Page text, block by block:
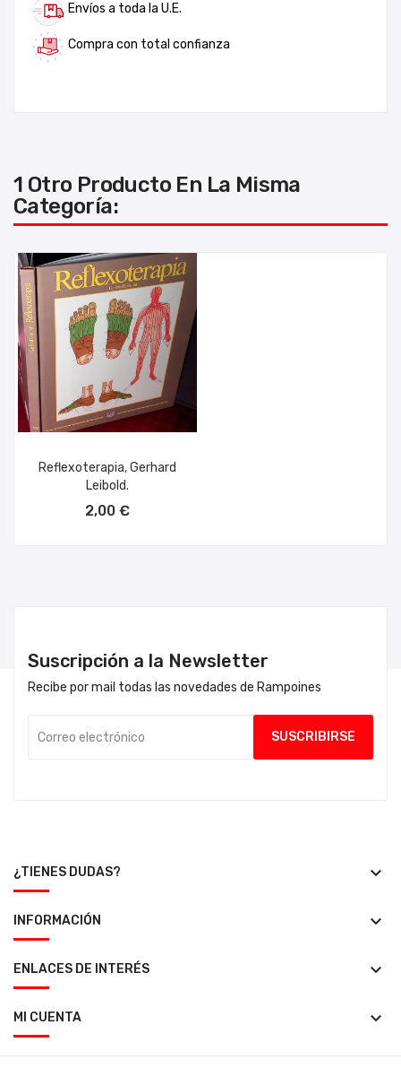
Envíos a toda la U.E.
Compra con total confianza
1 Otro Producto En La Misma
Categoría:
Reflexoterapia, Gerhard
Leibold.
2,00 €
Suscripción a la Newsletter
Recibe por mail todas las novedades de Rampoines
¿TIENES DUDAS? keyboard_arrow_down
INFORMACIÓN keyboard_arrow_down
ENLACES DE INTERÉS keyboard_arrow_down
MI CUENTA keyboard_arrow_down